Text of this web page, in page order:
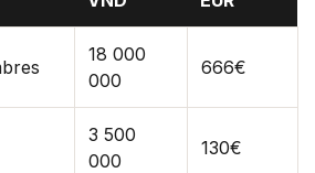
18 000
000
666€
3 500
000
130€